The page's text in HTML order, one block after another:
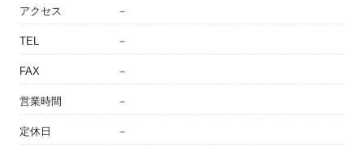
アクセス －
TEL －
FAX －
営業時間 －
定休日 －